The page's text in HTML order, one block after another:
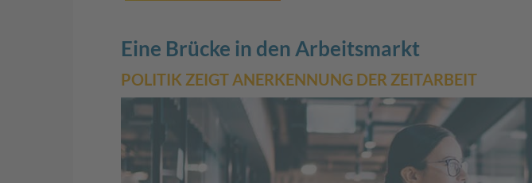
Eine Brücke in den Arbeitsmarkt
POLITIK ZEIGT ANERKENNUNG DER ZEITARBEIT